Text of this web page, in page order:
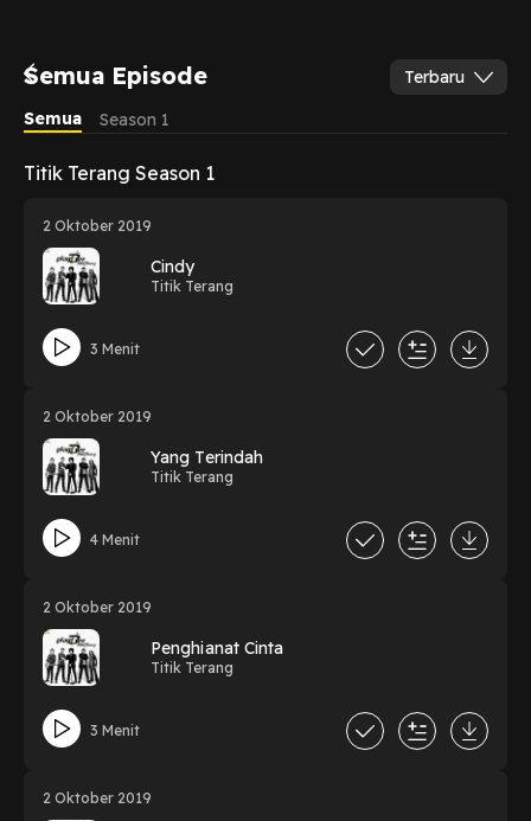
Semua Episode
Terbaru
Semua
Season 1
Titik Terang Season 1
2 Oktober 2019
Cindy
Titik Terang
3 Menit
2 Oktober 2019
Yang Terindah
Titik Terang
4 Menit
2 Oktober 2019
Penghianat Cinta
Titik Terang
3 Menit
2 Oktober 2019